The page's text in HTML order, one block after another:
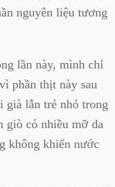
nguyên liệu tương
lần này, mình chỉ
phần thịt này sau
già lẫn trẻ nhỏ trong
giò có nhiều mỡ da
không khiến nước